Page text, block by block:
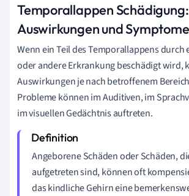
Temporallappen Schädigung:
Auswirkungen und Symptome
Wenn ein Teil des Temporallappens durch
oder andere Erkrankung beschädigt wird,
Auswirkungen je nach betroffenem
Probleme können im Auditiven, im
im visuellen Gedächtnis auftreten.
Angeborene Schäden oder Schäden,
aufgetreten sind, können oft
das kindliche Gehirn eine